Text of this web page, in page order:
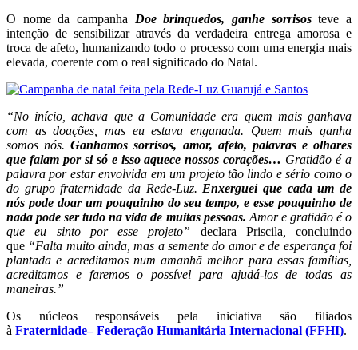
O nome da campanha Doe brinquedos, ganhe sorrisosteve a
intenção de sensibilizar através da verdadeira entrega amorosa e
troca de afeto, humanizando todo o processo com uma energia mais
elevada, coerente com o real significado do Natal.
“No início, achava que a Comunidade era quem mais ganhava
com as doações, mas eu estava enganada. Quem mais ganha
somos nós.Ganhamos sorrisos, amor, afeto, palavras e olhares
que falam por si só e isso aquece nossos corações… Gratidão é a
palavra por estar envolvida em um projeto tão lindo e sério como o
do grupo fraternidade da Rede-Luz.Enxerguei que cada um de
nós pode doar um pouquinho do seu tempo, e esse pouquinho de
nada pode ser tudo na vida de muitas pessoas.Amor e gratidão é o
que eu sinto por esse projeto” declara Priscila, concluindo
que “Falta muito ainda, mas a semente do amor e de esperança foi
plantada e acreditamos num amanhã melhor para essas famílias,
acreditamos e faremos o possível para ajudá-los de todas as
maneiras.”
Os núcleos responsáveis pela iniciativa são filiados
à Fraternidade– Federação Humanitária Internacional (FFHI).